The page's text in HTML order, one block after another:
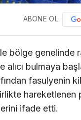
ABONE OL
bölge genelinde
bulmaya
fasulyenin
hareketlenen
ifade etti.